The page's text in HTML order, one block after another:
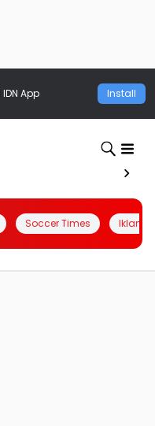
App Install
Soccer Times Iklanin